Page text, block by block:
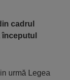
cadrul
urmă Legea